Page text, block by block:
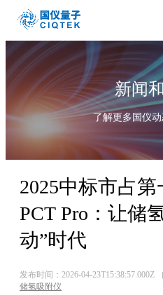
新闻
了解更多国仪
2025中标市占
PCT Pro：让储
动”时代
发布时间：2026-04-23T15:38:57.000Z
储氢吸附仪